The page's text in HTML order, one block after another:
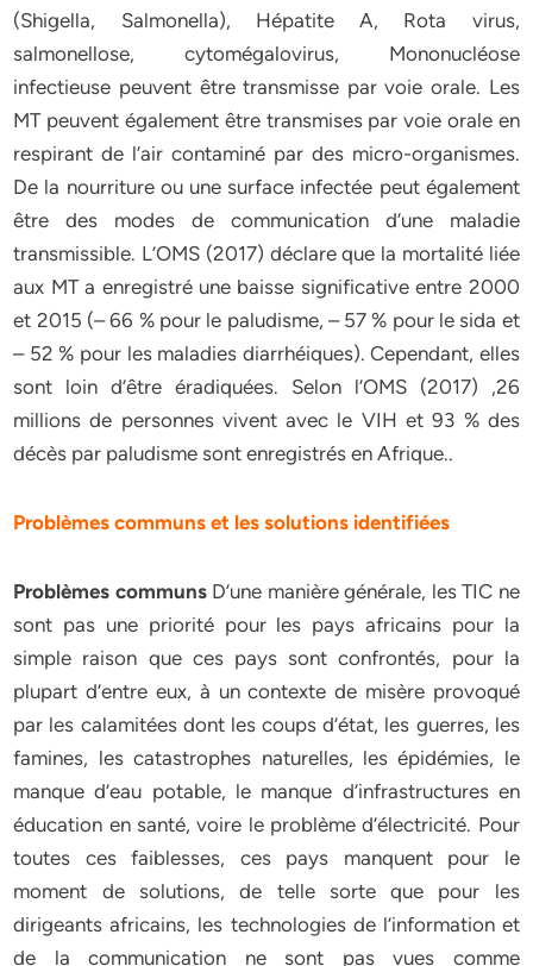
(Shigella, Salmonella), Hépatite A, Rota virus,
salmonellose, cytomégalovirus, Mononucléose
infectieuse peuvent être transmisse par voie orale. Les
MT peuvent également être transmises par voie orale en
respirant de l’air contaminé par des micro-organismes.
De la nourriture ou une surface infectée peut également
être des modes de communication d’une maladie
transmissible. L’OMS (2017) déclare que la mortalité liée
aux MT a enregistré une baisse significative entre 2000
et 2015 (– 66 % pour le paludisme, – 57 % pour le sida et
– 52 % pour les maladies diarrhéiques). Cependant, elles
sont loin d’être éradiquées. Selon l’OMS (2017) ,26
millions de personnes vivent avec le VIH et 93 % des
décès par paludisme sont enregistrés en Afrique..
Problèmes communs et les solutions identifiées
Problèmes communsD’une manière générale, les TIC ne
sont pas une priorité pour les pays africains pour la
simple raison que ces pays sont confrontés, pour la
plupart d’entre eux, à un contexte de misère provoqué
par les calamitées dont les coups d’état, les guerres, les
famines, les catastrophes naturelles, les épidémies, le
manque d’eau potable, le manque d’infrastructures en
éducation en santé, voire le problème d’électricité. Pour
toutes ces faiblesses, ces pays manquent pour le
moment de solutions, de telle sorte que pour les
dirigeants africains, les technologies de l’information et
de la communication ne sont pas vues comme